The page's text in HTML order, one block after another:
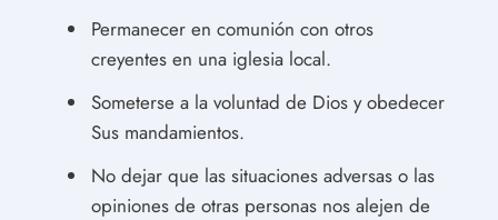
Permanecer en comunión con otros
creyentes en una iglesia local.
Someterse a la voluntad de Dios y obedecer
Sus mandamientos.
No dejar que las situaciones adversas o las
opiniones de otras personas nos alejen de